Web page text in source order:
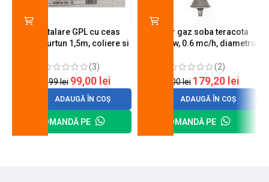
Kit instalare GPL cu ceas
butelie, furtun 1,5m, coliere si
(3)
120,99lei 99,00 lei
ADAUGĂ ÎN COȘ
COMANDĂ PE
Arzator gaz soba teracota
A600, 6 kw, 0.6 mc/h, diametru
(2)
200,00lei 179,20 lei
ADAUGĂ ÎN COȘ
COMANDĂ PE